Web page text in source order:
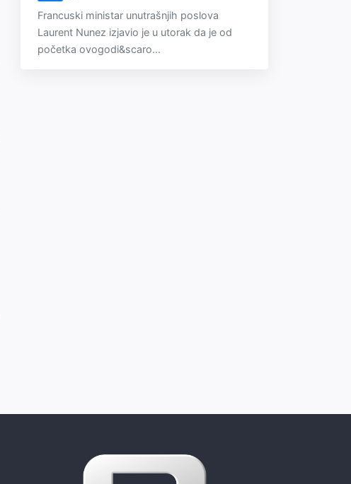
Francuski ministar unutrašnjih poslova
Laurent Nunez izjavio je u utorak da je od
početka ovogodi&scaro...